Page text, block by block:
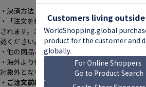
・決済方法：クレジットカード(ご本人名義のも
・「注文を確定する」ボタンを押下するとそ
されます。ご注文前にカード情報、カード限度
認ください。
・他の商品との同時購入：不可
・海外より代理購入サービスを通じてご注文
対象外となります。
・ご注文前に、必ず[
]のページをご一読